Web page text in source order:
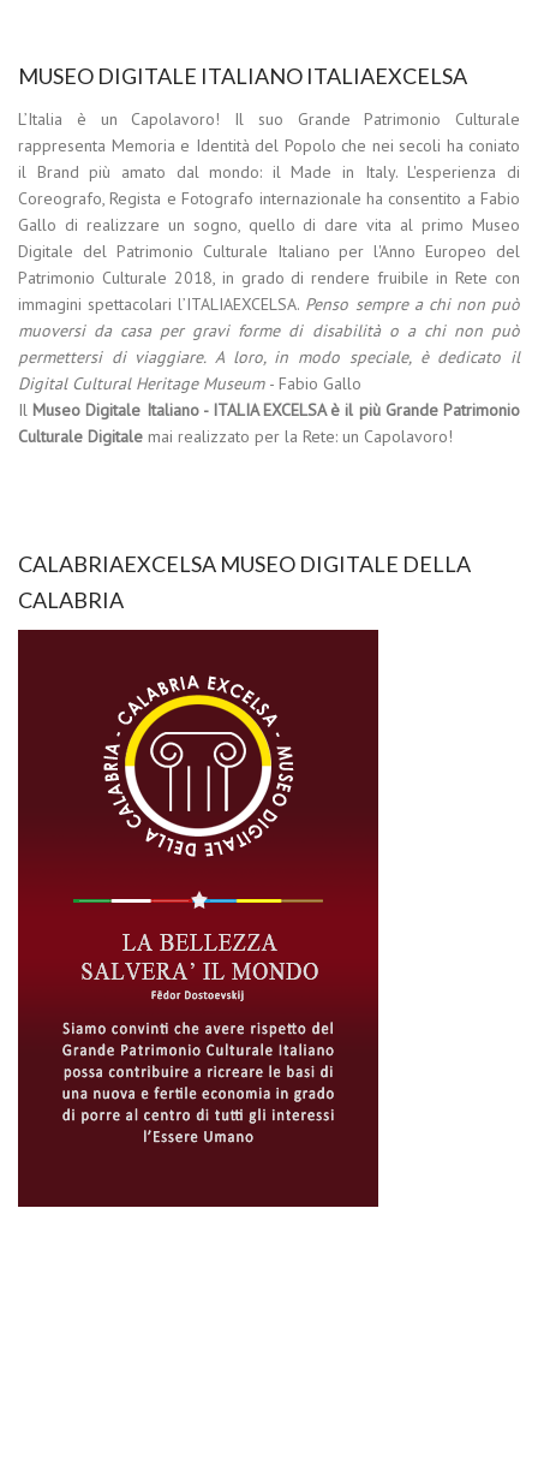
MUSEO DIGITALE ITALIANO ITALIAEXCELSA
L’Italia è un Capolavoro! Il suo Grande Patrimonio Culturale
rappresenta Memoria e Identità del Popolo che nei secoli ha coniato
il Brand più amato dal mondo: il Made in Italy. L'esperienza di
Coreografo, Regista e Fotografo internazionale ha consentito a Fabio
Gallo di realizzare un sogno, quello di dare vita al primo Museo
Digitale del Patrimonio Culturale Italiano per l'Anno Europeo del
Patrimonio Culturale 2018, in grado di rendere fruibile in Rete con
immagini spettacolari l’ITALIAEXCELSA. Penso sempre a chi non può
muoversi da casa per gravi forme di disabilità o a chi non può
permettersi di viaggiare. A loro, in modo speciale, è dedicato il
Digital Cultural Heritage Museum - Fabio Gallo
IlMuseo Digitale Italiano - ITALIA EXCELSA è il più Grande Patrimonio
Culturale Digitale mai realizzato per la Rete: un Capolavoro!
CALABRIAEXCELSA MUSEO DIGITALE DELLA
CALABRIA